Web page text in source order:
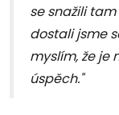
se snažili
dostali jsme
myslím, že je
úspěch."